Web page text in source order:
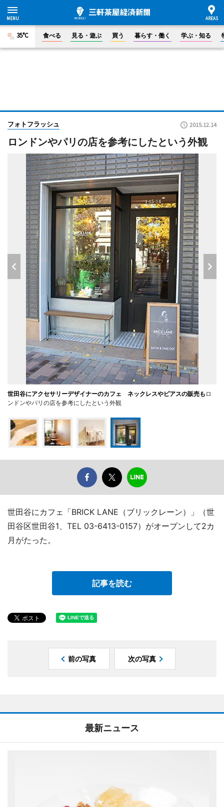
35°C 食べる 見る・遊ぶ 買う 暮らす・働く 学ぶ・知る
フォトフラッシュ 2015.12.14
ロンドンやパリの店を参考にしたという外観
世田谷にアクセサリーデザイナーのカフェ ネックレスやピアスの販売も ロ
ンドンやパリの店を参考にしたという外観
世田谷にカフェ「BRICK LANE（ブリックレーン）」（世
田谷区世田谷1、TEL 03-6413-0157）がオープンして2カ
月がたった。
記事を読む
前の写真 次の写真
最新ニュース